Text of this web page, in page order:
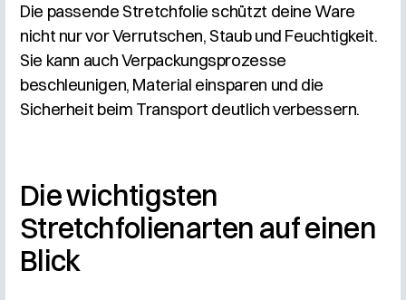
Die passende Stretchfolie schützt deine Ware
nicht nur vor Verrutschen, Staub und Feuchtigkeit.
Sie kann auch Verpackungsprozesse
beschleunigen, Material einsparen und die
Sicherheit beim Transport deutlich verbessern.
Die wichtigsten
Stretchfolienarten auf einen
Blick